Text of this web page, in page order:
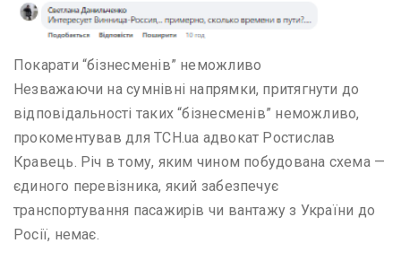
Покарати “бізнесменів” неможливо
Незважаючи на сумнівні напрямки, притягнути до
відповідальності таких “бізнесменів” неможливо,
прокоментував для ТСН.ua адвокат Ростислав
Кравець. Річ в тому, яким чином побудована схема —
єдиного перевізника, який забезпечує
транспортування пасажирів чи вантажу з України до
Росії, немає.